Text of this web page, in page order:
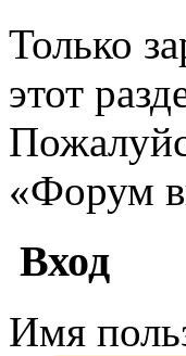
Только
этот
«Форум
Вход
Имя